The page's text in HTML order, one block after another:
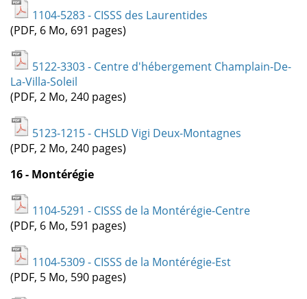
1104-5283 - CISSS des Laurentides
(PDF, 6 Mo, 691 pages)
5122-3303 - Centre d'hébergement Champlain-De-
La-Villa-Soleil
(PDF, 2 Mo, 240 pages)
5123-1215 - CHSLD Vigi Deux-Montagnes
(PDF, 2 Mo, 240 pages)
16 - Montérégie
1104-5291 - CISSS de la Montérégie-Centre
(PDF, 6 Mo, 591 pages)
1104-5309 - CISSS de la Montérégie-Est
(PDF, 5 Mo, 590 pages)